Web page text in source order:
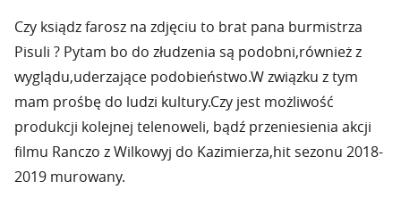
Czy ksiądz farosz na zdjęciu to brat pana burmistrza
Pisuli ? Pytam bo do złudzenia są podobni,również z
wyglądu,uderzające podobieństwo.W związku z tym
mam prośbę do ludzi kultury.Czy jest możliwość
produkcji kolejnej telenoweli, bądź przeniesienia akcji
filmu Ranczo z Wilkowyj do Kazimierza,hit sezonu 2018-
2019 murowany.